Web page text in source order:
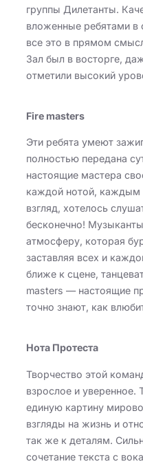
группы Дилетанты.
вложенные ребятами в
все это в прямом
Зал был в восторге,
отметили высокий
Fire masters
Эти ребята умеют
полностью передана
настоящие мастера
каждой нотой, каждым
взгляд, хотелось
бесконечно!
атмосферу, которая
заставляя всех и
ближе к сцене,
masters — настоящие
точно знают, как
Нота Протеста
Творчество этой
взрослое и
единую картину
взгляды на жизнь и
так же к деталям.
сочетание текста с